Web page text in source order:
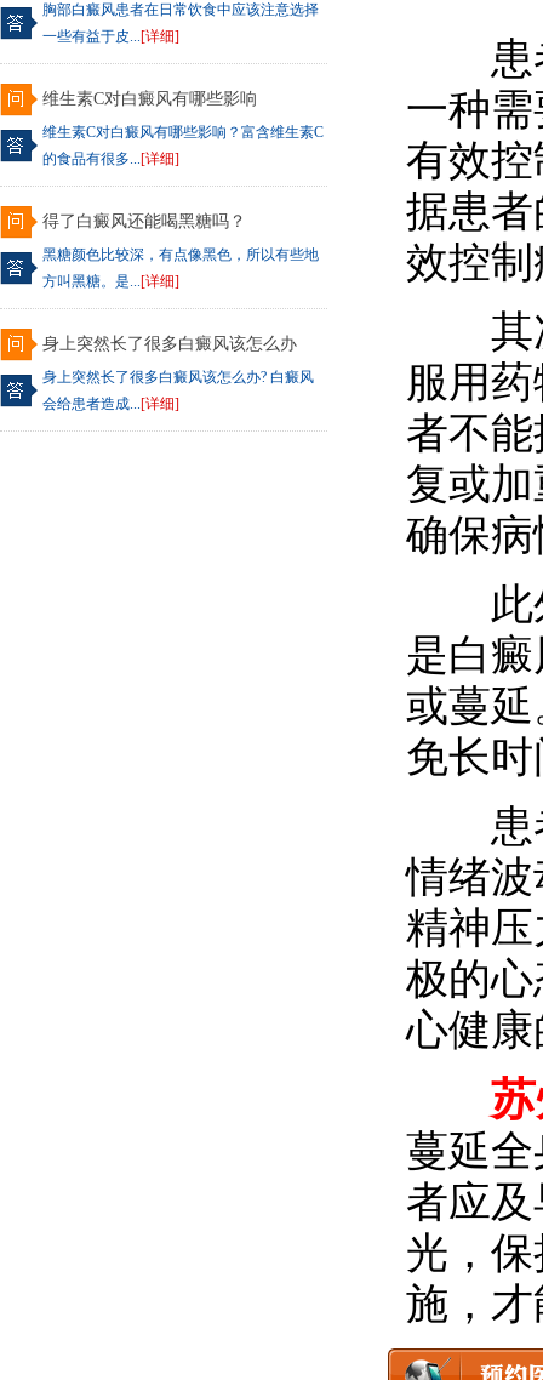
胸部白癜风患者在日常饮食中应该注意选择
一些有益于皮...[详细]
维生素C对白癜风有哪些影响
维生素C对白癜风有哪些影响？富含维生素C
的食品有很多...[详细]
得了白癜风还能喝黑糖吗？
黑糖颜色比较深，有点像黑色，所以有些地
方叫黑糖。是...[详细]
身上突然长了很多白癜风该怎么办
身上突然长了很多白癜风该怎么办? 白癜风
会给患者造成...[详细]
患者
一种
有效
据患
效控
其次
服用
者不
复或
确保
此外
是白
或蔓
免长
患者
情绪
精神
极的
心健
蔓延
者应
光，
施，